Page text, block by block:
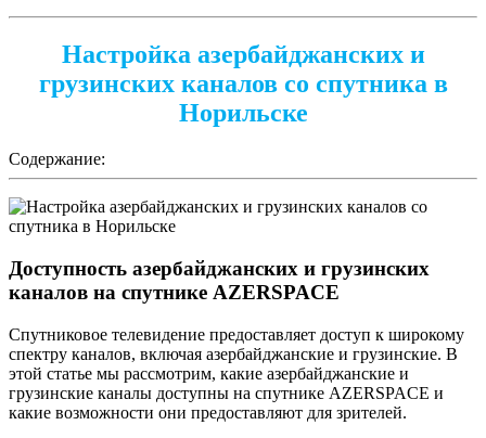
Настройка азербайджанских и
грузинских каналов со спутника в
Норильске
Содержание:
Доступность азербайджанских и грузинских
каналов на спутнике AZERSPACE
Спутниковое телевидение предоставляет доступ к широкому
спектру каналов, включая азербайджанские и грузинские. В
этой статье мы рассмотрим, какие азербайджанские и
грузинские каналы доступны на спутнике AZERSPACE и
какие возможности они предоставляют для зрителей.